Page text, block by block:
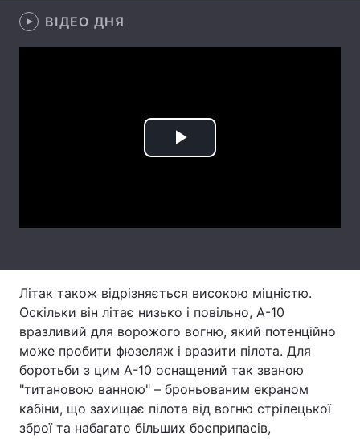
ВІДЕО ДНЯ
Play
Літак також відрізняється високою міцністю.
Оскільки він літає низько і повільно, A-10
вразливий для ворожого вогню, який потенційно
може пробити фюзеляж і вразити пілота. Для
боротьби з цим A-10 оснащений так званою
"титановою ванною" – броньованим екраном
кабіни, що захищає пілота від вогню стрілецької
зброї та набагато більших боєприпасів,